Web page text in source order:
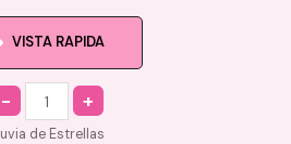
VISTA RAPIDA
de Estrellas